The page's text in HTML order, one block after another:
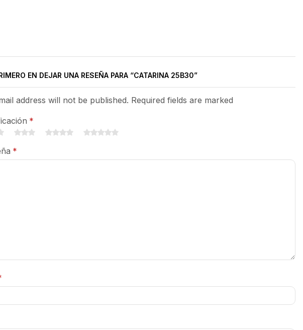
EN DEJAR UNA RESEÑA PARA “CATARINA 25B30”
address will not be published. Required fields are marked
*
*